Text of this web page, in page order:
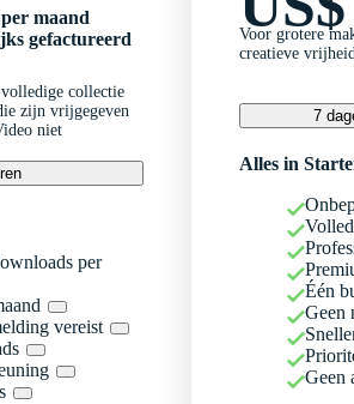
maand
gefactureerd
collectie
zijn vrijgegeven
niet
per
vereist
Voor grotere
creatieve
7
Alles in
Één
Geen
Geen